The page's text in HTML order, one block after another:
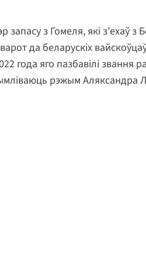
з Гомеля, які з’ехаў з
да беларускіх вайскоўцаў
года яго пазбавілі звання
рэжым Аляксандра